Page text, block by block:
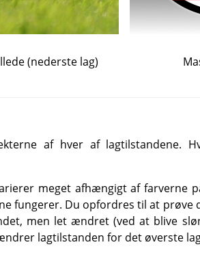
(nederste lag)
af hver af lagtilstandene.
meget afhængigt af farverne
fungerer. Du opfordres til at prøve
men let ændret (ved at blive
lagtilstanden for det øverste